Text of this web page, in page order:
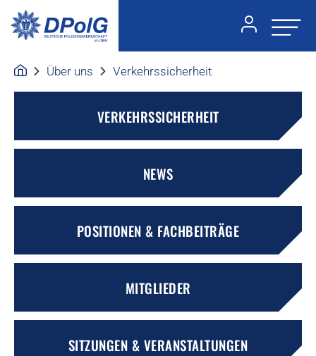
Über uns Verkehrssicherheit
VERKEHRSSICHERHEIT
NEWS
POSITIONEN & FACHBEITRÄGE
MITGLIEDER
SITZUNGEN & VERANSTALTUNGEN